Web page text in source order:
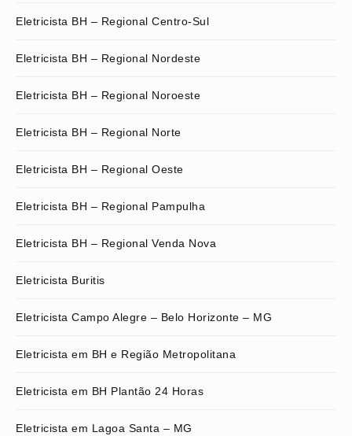
Eletricista BH – Regional Centro-Sul
Eletricista BH – Regional Nordeste
Eletricista BH – Regional Noroeste
Eletricista BH – Regional Norte
Eletricista BH – Regional Oeste
Eletricista BH – Regional Pampulha
Eletricista BH – Regional Venda Nova
Eletricista Buritis
Eletricista Campo Alegre – Belo Horizonte – MG
Eletricista em BH e Região Metropolitana
Eletricista em BH Plantão 24 Horas
Eletricista em Lagoa Santa – MG